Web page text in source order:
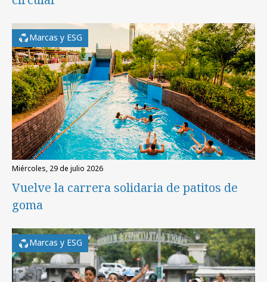
Marcas y ESG
miércoles, 29 de julio 2026
Vuelve la carrera solidaria de patitos de
goma
Marcas y ESG